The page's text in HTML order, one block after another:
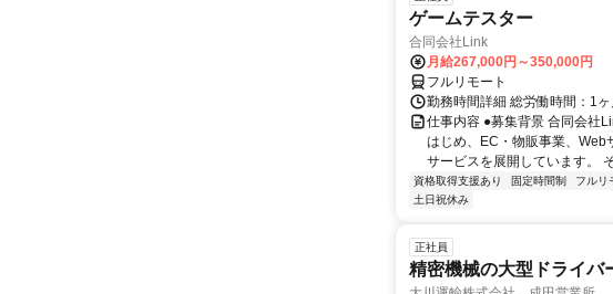
ゲームテスター
合同会社Link
月給267,000円～350,000円
フルリモート
勤務時間詳細 総労働時間：1
仕事内容 ●募集背景 合同会社
はじめ、EC・物販事業、Web
サービスを展開しています。
資格取得支援あり 固定時間制 フルリ
土日祝休み
正社員
精密機械の大型ドライバ